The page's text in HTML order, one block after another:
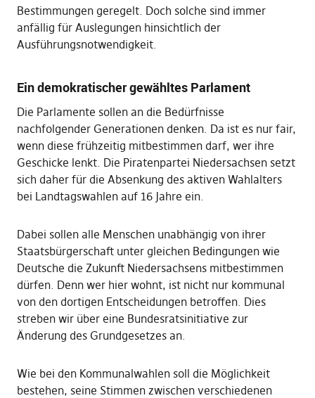
Bestimmungen geregelt. Doch solche sind immer
anfällig für Auslegungen hinsichtlich der
Ausführungsnotwendigkeit.
Ein demokratischer gewähltes Parlament
Die Parlamente sollen an die Bedürfnisse
nachfolgender Generationen denken. Da ist es nur fair,
wenn diese frühzeitig mitbestimmen darf, wer ihre
Geschicke lenkt. Die Piratenpartei Niedersachsen setzt
sich daher für die Absenkung des aktiven Wahlalters
bei Landtagswahlen auf 16 Jahre ein.
Dabei sollen alle Menschen unabhängig von ihrer
Staatsbürgerschaft unter gleichen Bedingungen wie
Deutsche die Zukunft Niedersachsens mitbestimmen
dürfen. Denn wer hier wohnt, ist nicht nur kommunal
von den dortigen Entscheidungen betroffen. Dies
streben wir über eine Bundesratsinitiative zur
Änderung des Grundgesetzes an.
Wie bei den Kommunalwahlen soll die Möglichkeit
bestehen, seine Stimmen zwischen verschiedenen